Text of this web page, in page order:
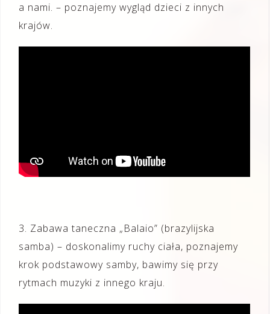
a nami. – poznajemy wygląd dzieci z innych
krajów.
3. Zabawa taneczna „Balaio” (brazylijska
samba) – doskonalimy ruchy ciała, poznajemy
krok podstawowy samby, bawimy się przy
rytmach muzyki z innego kraju.